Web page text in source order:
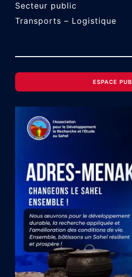
Secteur public
Transports – Logistique
ESPACE PUB